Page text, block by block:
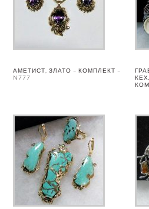
АМЕТИСТ, ЗЛАТО – КОМПЛЕКТ –
N777